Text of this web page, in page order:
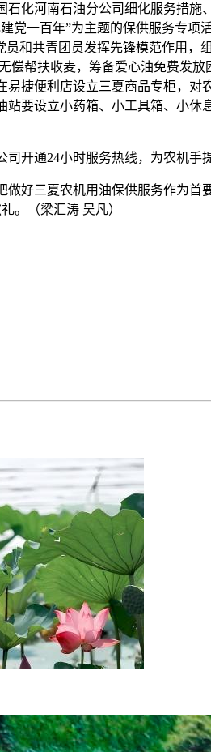
石化河南石油分公司细化服务措施
党一百年”为主题的保供服务专
员和共青团员发挥先锋模范作用
偿帮扶收麦，筹备爱心油免费发
捷便利店设立三夏商品专柜，
站要设立小药箱、小工具箱、小
司开通24小时服务热线，为农机
做好三夏农机用油保供服务作为
。（梁汇涛 吴凡）